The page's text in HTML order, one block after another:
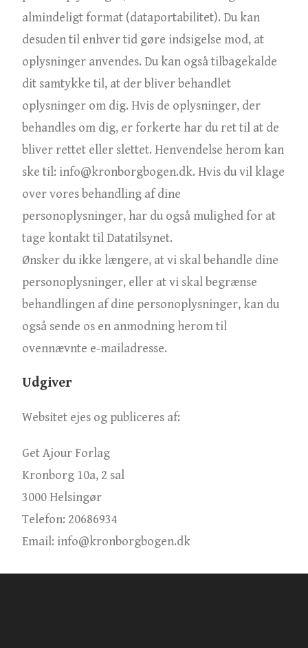
almindeligt format (dataportabilitet). Du kan
desuden til enhver tid gøre indsigelse mod, at
oplysninger anvendes. Du kan også tilbagekalde
dit samtykke til, at der bliver behandlet
oplysninger om dig. Hvis de oplysninger, der
behandles om dig, er forkerte har du ret til at de
bliver rettet eller slettet. Henvendelse herom kan
ske til: info@kronborgbogen.dk. Hvis du vil klage
over vores behandling af dine
personoplysninger, har du også mulighed for at
tage kontakt til Datatilsynet.
Ønsker du ikke længere, at vi skal behandle dine
personoplysninger, eller at vi skal begrænse
behandlingen af dine personoplysninger, kan du
også sende os en anmodning herom til
ovennævnte e-mailadresse.
Udgiver
Websitet ejes og publiceres af:
Get Ajour Forlag
Kronborg 10a, 2 sal
3000 Helsingør
Telefon: 20686934
Email: info@kronborgbogen.dk